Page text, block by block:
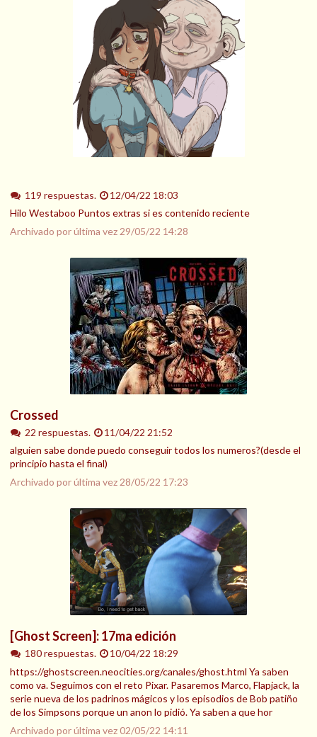
119 respuestas.
12/04/22 18:03
Hilo Westaboo Puntos extras si es contenido reciente
Archivado por última vez 29/05/22 14:28
Crossed
22 respuestas.
11/04/22 21:52
alguien sabe donde puedo conseguir todos los numeros?(desde el
principio hasta el final)
Archivado por última vez 28/05/22 17:23
[Ghost Screen]: 17ma edición
180 respuestas.
10/04/22 18:29
https://ghostscreen.neocities.org/canales/ghost.html Ya saben
como va. Seguimos con el reto Pixar. Pasaremos Marco, Flapjack, la
serie nueva de los padrinos mágicos y los episodios de Bob patiño
de los Simpsons porque un anon lo pidió. Ya saben a que hor
Archivado por última vez02/05/22 14:11